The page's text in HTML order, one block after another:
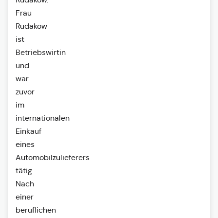
Frau
Rudakow
ist
Betriebswirtin
und
war
zuvor
im
internationalen
Einkauf
eines
Automobilzulieferers
tätig.
Nach
einer
beruflichen